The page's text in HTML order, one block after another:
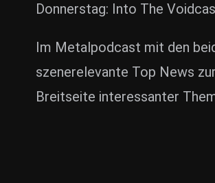
Donnerstag: Into The
Im Metalpodcast mit den
szenerelevante Top News
Breitseite interessanter